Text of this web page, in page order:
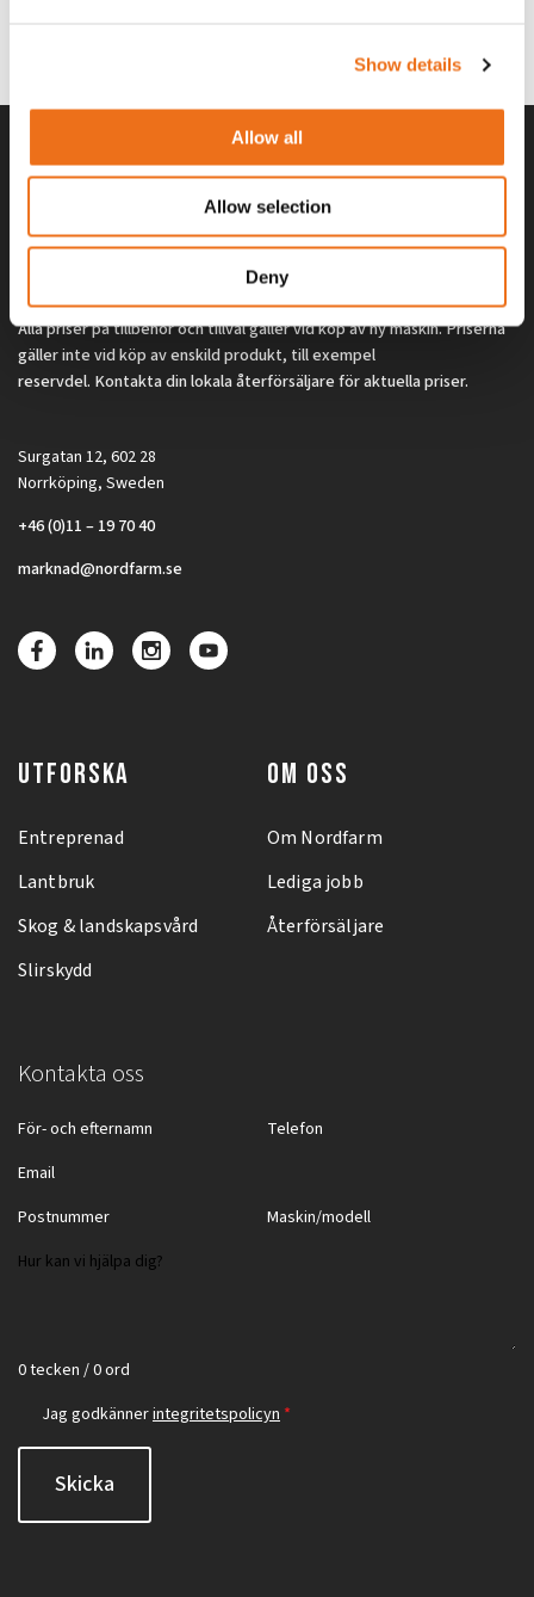
Show details
Allow all
Allow selection
Deny
(ex. moms)
Alla priser på tillbehör och tillval gäller vid köp av ny maskin. Priserna
gäller inte vid köp av enskild produkt, till exempel
reservdel. Kontakta din lokala återförsäljare för aktuella priser.
Surgatan 12, 602 28
Norrköping, Sweden
+46 (0)11 – 19 70 40
marknad@nordfarm.se
UTFORSKA
Entreprenad
Lantbruk
Skog & landskapsvård
Slirskydd
OM OSS
Om Nordfarm
Lediga jobb
Återförsäljare
Kontakta oss
0 tecken / 0 ord
Jag godkännerintegritetspolicyn *
Skicka